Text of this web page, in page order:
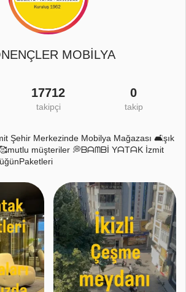
MOBİLYA
17712
takipçi
0
takip
Şehir Merkezinde Mobilya Mağazası 🛋️şık
müşteriler 💭ᗷᗩᗰᗷİ YᗩTᗩK İzmit